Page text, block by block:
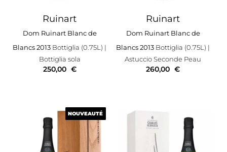
Ruinart
Dom Ruinart Blanc de
Blancs 2013 Bottiglia (0.75L) |
Bottiglia sola
250,00 €
Ruinart
Dom Ruinart Blanc de
Blancs 2013 Bottiglia (0.75L) |
Astuccio Seconde Peau
260,00 €
NOUVEAUTÉ
NOUVEAUTÉ